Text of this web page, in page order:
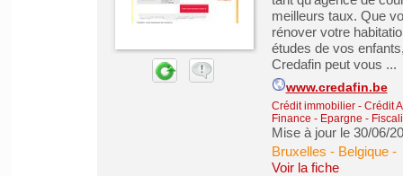
meilleurs taux. Que
rénover votre
études de vos
Credafin peut vous ...
www.credafin.be
Crédit immobilier- Crédit
Finance - Epargne -
Mise à jour le 30/06/
Bruxelles - Belgique-
Voir la fiche